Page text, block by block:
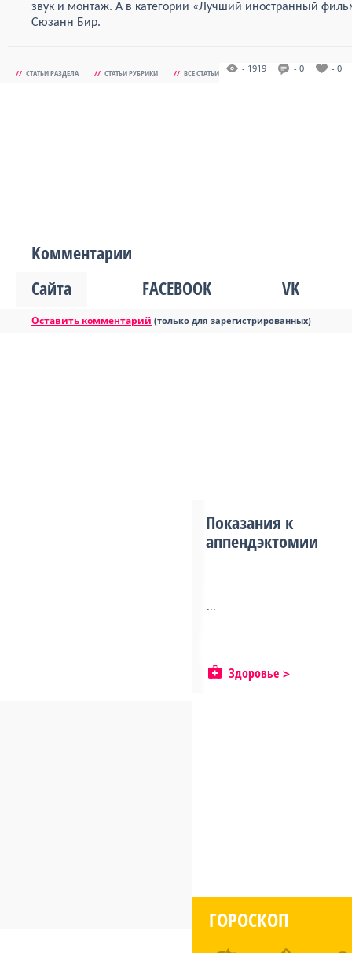
звук и монтаж. А в категории «Лучший иностранный
Сюзанн Бир.
// СТАТЬИ РАЗДЕЛА // СТАТЬИ РУБРИКИ // ВСЕ СТАТЬИ - 1919 - 0 - 0
Комментарии
Сайта
FACEBOOK VK
Оставить комментарий (только для зарегистрированных)
Показания к
аппендэктомии
...
Здоровье
ГОРОСКОП